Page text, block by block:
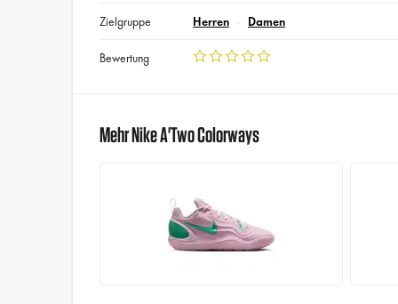
Zielgruppe Herren Damen
Bewertung
Mehr Nike A'Two Colorways